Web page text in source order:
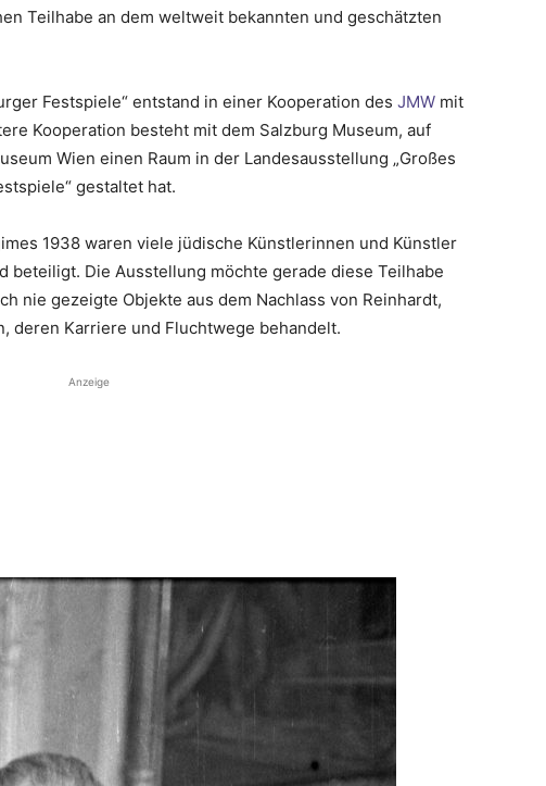
Teilhabe an dem weltweit bekannten und geschätzten
Festspiele“ entstand in einer Kooperation des JMW mit
Kooperation besteht mit dem Salzburg Museum, auf
Wien einen Raum in der Landesausstellung „Großes
gestaltet hat.
1938 waren viele jüdische Künstlerinnen und Künstler
beteiligt. Die Ausstellung möchte gerade diese Teilhabe
nie gezeigte Objekte aus dem Nachlass von Reinhardt,
deren Karriere und Fluchtwege behandelt.
Anzeige